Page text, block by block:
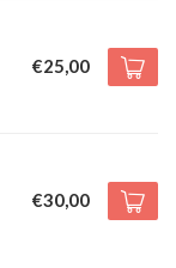
€25,00
€30,00